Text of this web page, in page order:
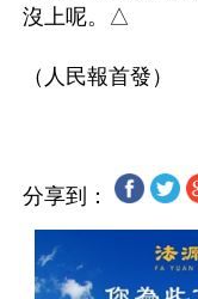
沒上呢。△
分享到：